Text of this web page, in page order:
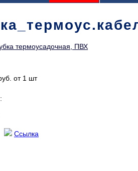
термоусадочная, ПВХ
от 1 шт
Ссылка